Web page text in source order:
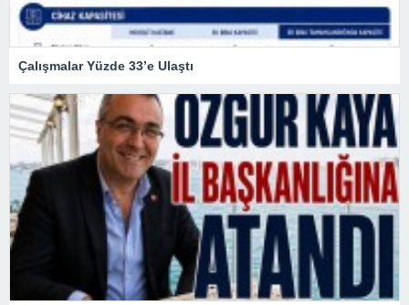
Çalışmalar Yüzde 33’e Ulaştı